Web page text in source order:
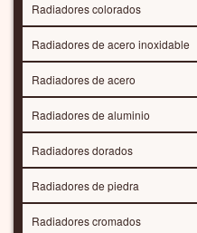
Radiadores colorados
Radiadores de acero inoxidable
Radiadores de acero
Radiadores de aluminio
Radiadores dorados
Radiadores de piedra
Radiadores cromados